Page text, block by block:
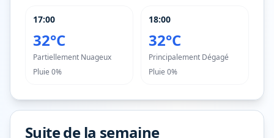
17:00
32°C
Partiellement Nuageux
Pluie 0%
18:00
32°C
Principalement Dégagé
Pluie 0%
Suite de la semaine